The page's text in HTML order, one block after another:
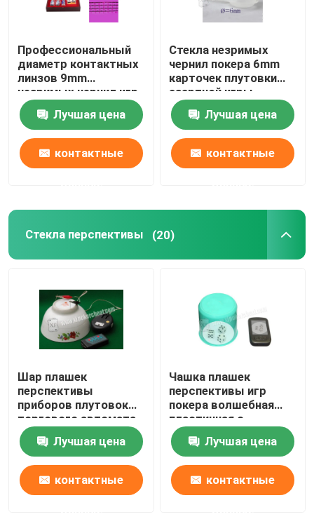
Профессиональный
диаметр контактных
линзов 9mm
незримых чернил игр
покера
Лучшая цена
контактные
Стекла незримых
чернил покера 6mm
карточек плутовки
азартной игры
маркированные UV
для глаз Брайна
Лучшая цена
контактные
Стекла перспективы (20)
Шар плашек
перспективы
приборов плутовок
торгового автомата
для волшебной
выставкиЛучшая цена
контактные
Чашка плашек
перспективы игр
покера волшебная
пластичная с
плашками казино
волшебными
Лучшая цена
контактные